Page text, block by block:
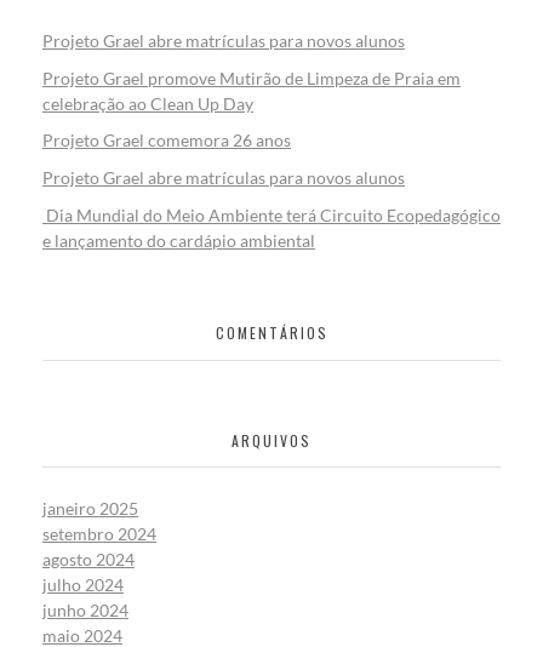
Projeto Grael abre matrículas para novos alunos
Projeto Grael promove Mutirão de Limpeza de Praia em
celebração ao Clean Up Day
Projeto Grael comemora 26 anos
Projeto Grael abre matrículas para novos alunos
Dia Mundial do Meio Ambiente terá Circuito Ecopedagógico
e lançamento do cardápio ambiental
COMENTÁRIOS
ARQUIVOS
janeiro 2025
setembro 2024
agosto 2024
julho 2024
junho 2024
maio 2024